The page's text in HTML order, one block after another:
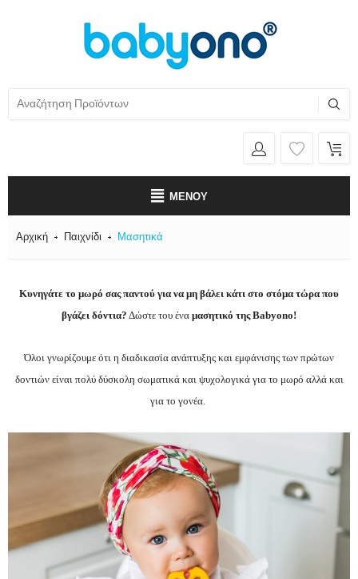
ΜΕΝΟΎ
Αρχική Παιχνίδι Μασητικά
Κυνηγάτε το μωρό σας παντού για να μη βάλει κάτι στο στόμα τώρα που
βγάζει δόντια? Δώστε του ένα μασητικό της Babyono!
Όλοι γνωρίζουμε ότι η διαδικασία ανάπτυξης και εμφάνισης των πρώτων
δοντιών είναι πολύ δύσκολη σωματικά και ψυχολογικά για το μωρό αλλά και
για το γονέα.